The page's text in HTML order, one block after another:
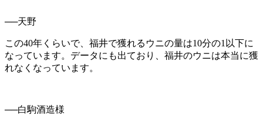
──天野
この40年くらいで、福井で獲れるウニの量は10分の1 以下に
なっています。データにも出ており、福井のウニは本当に獲
れなくなっています。
──白駒酒造様